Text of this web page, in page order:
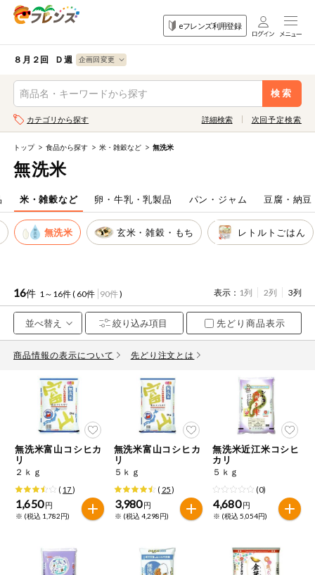
eフレンズ利用登録
ログイン
生協加入はこちら
登録から開始まで
注文番号注文
お気に入り注文
注文履歴注文
WEBカタログ
先着限定から探す
人気カテゴリ
食品から探す
家庭用品から探す
８月２回 Ｄ週
検索
食品
から探す
目的
から探す
果物
野菜
肉・ハム・ソ
ーセージ
魚介・加工品
米・雑穀など
パン・ジャム
豆腐・納豆・
こんにゃく
冷凍食品
ミールキット
麺類
レトルト・缶
果物すべて
カテゴリから探す 詳細検索
検索条件を指定してください。全項目に条件を指定しなくて
も検索できます。
キーワード
キーワードをすべて含む
メーカー名
カテゴリ
特価情報
アレルゲン情報
特定原材料と特定原材料に準ずるものが含まれていない商品
を検索できます。
小麦 卵
次回予定検索
トップ 食品から探す 米・雑穀など 無洗米
無洗米
米・雑穀など 卵・牛乳・乳製品 パン・ジャム 豆腐・納
無洗米 玄米・雑穀・もち レトルトごはん
16件 1～16件 ( 60件 90件) 表示： 1列 2列 3列
先どり商品表示
商品情報の表示について 先どり注文とは
無洗米富山コシヒカ
リ
２ｋｇ
( 17)
1,650 円
※ (税込 1,782円)
無洗米富山コシヒカ
リ
５ｋｇ
( 25)
3,980 円
※ (税込 4,298円)
無洗米近江米コシヒ
カリ
５ｋｇ
(0)
4,680 円
※ (税込 5,054円)